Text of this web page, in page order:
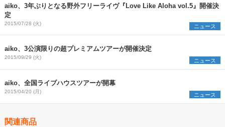
aiko、3年ぶりとなる野外フリーライヴ『Love Like Aloha vol.5』開催決
定
2015/07/28 (火) ニュース
aiko、3公演限りの超プレミアムツアーが開催決定
2015/09/29 (火) ニュース
aiko、全国ライブハウスツアーが開幕
2015/04/20 (月) ニュース
関連商品